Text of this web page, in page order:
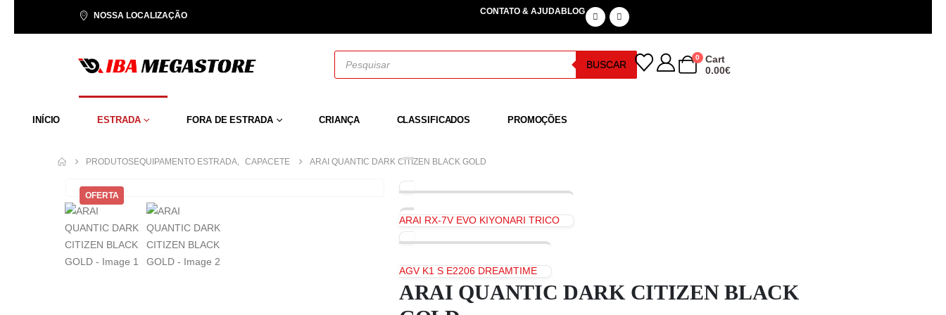
NOSSA LOCALIZAÇÃO CONTATO & AJUDABLOG
BUSCAR
0
Cart
0.00€
INÍCIO ESTRADA FORA DE ESTRADA CRIANÇA CLASSIFICADOS PROMOÇÕES
PRODUTOSEQUIPAMENTO ESTRADA, CAPACETE ARAI QUANTIC DARK CITIZEN BLACK GOLD
OFERTA
ARAI RX-7V EVO KIYONARI TRICO
AGV K1 S E2206 DREAMTIME
ARAI QUANTIC DARK CITIZEN BLACK